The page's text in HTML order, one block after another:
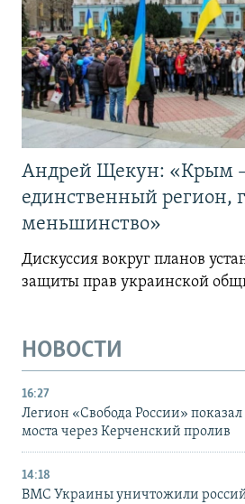
Андрей Щекун: «Крым
единственный регион,
меньшинство»
Дискуссия вокруг планов
защиты прав украинской
НОВОСТИ
16:27
Легион «Свобода России»
моста через Керченский пролив
14:18
ВМС Украины уничтожили